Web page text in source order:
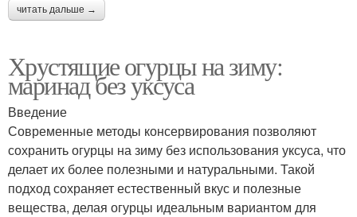
читать дальше →
Хрустящие огурцы на зиму:
маринад без уксуса
Введение
Современные методы консервирования позволяют
сохранить огурцы на зиму без использования уксуса, что
делает их более полезными и натуральными. Такой
подход сохраняет естественный вкус и полезные
вещества, делая огурцы идеальным вариантом для